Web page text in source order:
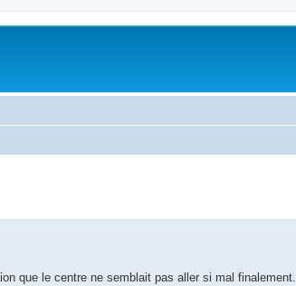
que le centre ne semblait pas aller si mal finalement.